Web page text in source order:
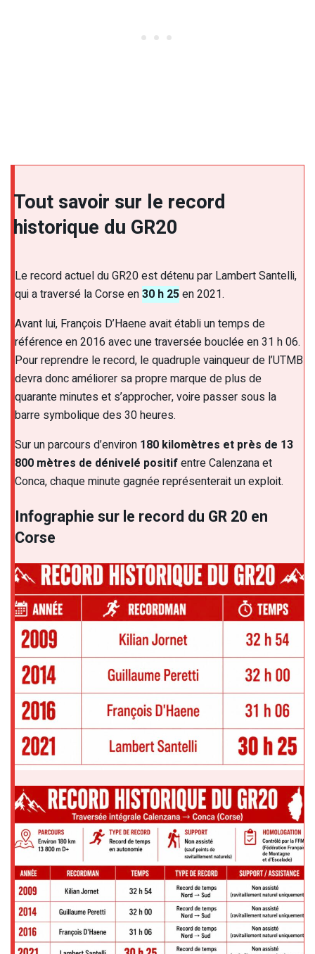
Tout savoir sur le record
historique du GR20
Le record actuel du GR20 est détenu par Lambert Santelli,
qui a traversé la Corse en30 h 25en 2021.
Avant lui, François D’Haene avait établi un temps de
référence en 2016 avec une traversée bouclée en 31 h 06.
Pour reprendre le record, le quadruple vainqueur de l’UTMB
devra donc améliorer sa propre marque de plus de
quarante minutes et s’approcher, voire passer sous la
barre symbolique des 30 heures.
Sur un parcours d’environ 180 kilomètres et près de 13
800 mètres de dénivelé positifentre Calenzana et
Conca, chaque minute gagnée représenterait un exploit.
Infographie sur le record du GR 20 en
Corse